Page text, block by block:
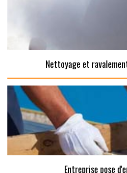
Nettoyage et
Entreprise pose